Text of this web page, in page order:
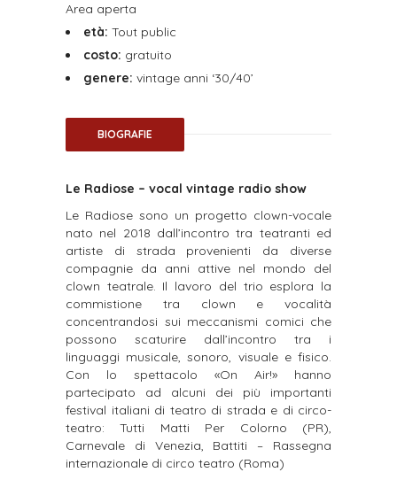
Area aperta
età: Tout public
costo: gratuito
genere: vintage anni ‘30/40’
BIOGRAFIE
Le Radiose – vocal vintage radio show
Le Radiose sono un progetto clown-vocale
nato nel 2018 dall’incontro tra teatranti ed
artiste di strada provenienti da diverse
compagnie da anni attive nel mondo del
clown teatrale. Il lavoro del trio esplora la
commistione tra clown e vocalità
concentrandosi sui meccanismi comici che
possono scaturire dall’incontro tra i
linguaggi musicale, sonoro, visuale e fisico.
Con lo spettacolo «On Air!» hanno
partecipato ad alcuni dei più importanti
festival italiani di teatro di strada e di circo-
teatro: Tutti Matti Per Colorno (PR),
Carnevale di Venezia, Battiti – Rassegna
internazionale di circo teatro (Roma)